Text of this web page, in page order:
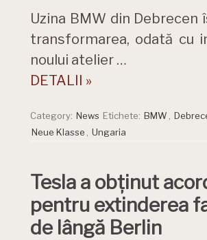
Uzina BMW din Debrecen
transformarea, odată cu
noului atelier …
DETALII »
Category: News Etichete: BMW
Neue Klasse
Ungaria
Tesla a obținut
pentru extinderea
de lângă Berlin